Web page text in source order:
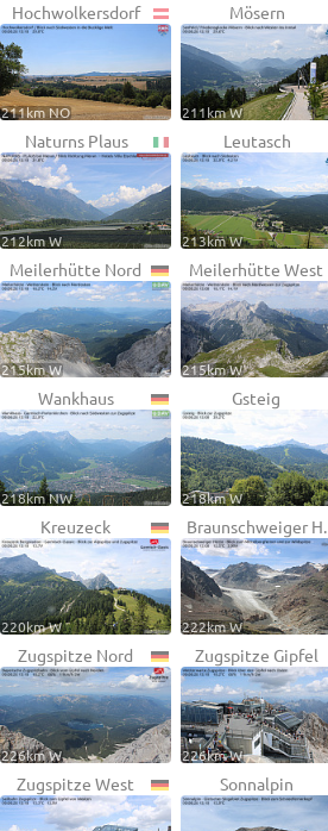
Hochwolkersdorf
211km NO
Mösern
211km W
Naturns Plaus
212km W
Leutasch
213km W
Meilerhütte Nord
215km W
Meilerhütte West
215km W
Wankhaus
218km NW
Gsteig
218km W
Kreuzeck
220km W
Braunschweiger H.
222km W
Zugspitze Nord
226km W
Zugspitze Gipfel
226km W
Zugspitze West Sonnalpin